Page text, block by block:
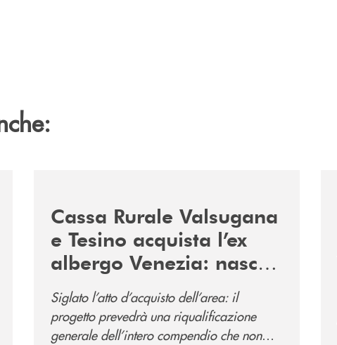
Cassa Rurale Valsugana
e Tesino acquista l’ex
albergo Venezia: nasce
il nuovo polo
direzionale della banca
e al servizio della
Siglato l’atto d’acquisto dell’area: il
progetto prevedrà una riqualificazione
generale dell’intero compendio che non